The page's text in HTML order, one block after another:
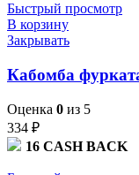
Быстрый просмотр
В корзину
Закрывать
Кабомба
Оценка 0 из 5
334 ₽
16 CASH BACK